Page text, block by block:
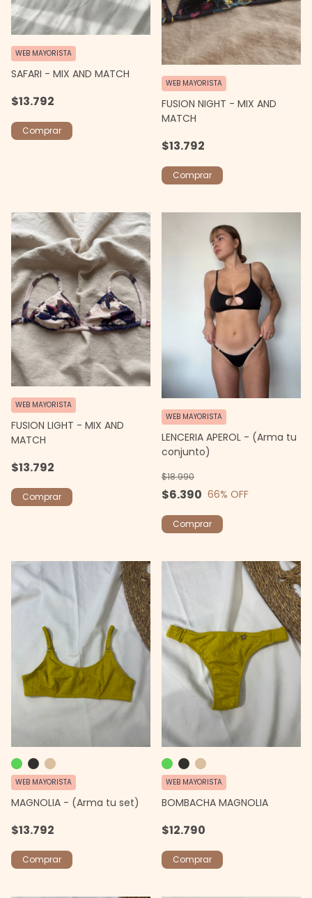
SAFARI - MIX AND MATCH
$13.792
WEB MAYORISTA
Comprar
FUSION NIGHT - MIX AND
MATCH
$13.792
WEB MAYORISTA
Comprar
FUSION LIGHT - MIX AND
MATCH
$13.792
WEB MAYORISTA
Comprar
LENCERIA APEROL - (Arma tu
conjunto)
$6.390
$18.990
66% OFF
WEB MAYORISTA
Comprar
MAGNOLIA - (Arma tu set)
$13.792
WEB MAYORISTA
Comprar
BOMBACHA MAGNOLIA
$12.790
WEB MAYORISTA
Comprar